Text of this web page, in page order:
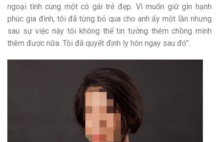
ngoại tình cùng một cô gái trẻ đẹp. Vì muốn giữ gìn hạnh
phúc gia đình, tôi đã từng bỏ qua cho anh ấy một lần nhưng
sau sự việc này tôi không thể tin tưởng thêm chồng mình
thêm được nữa. Tôi đã quyết định ly hôn ngay sau đó”.